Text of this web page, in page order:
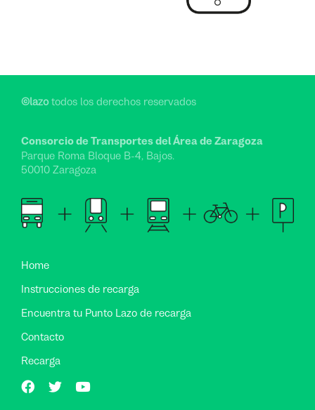
©lazotodos los derechos reservados
Consorcio de Transportes del Área de Zaragoza
Parque Roma Bloque B-4, Bajos.
50010 Zaragoza
Home
Instrucciones de recarga
Encuentra tu Punto Lazo de recarga
Contacto
Recarga